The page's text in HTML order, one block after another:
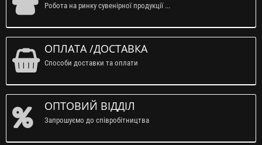
Робота на ринку сувенірної продукції ...
ОПЛАТА /ДОСТАВКА
Способи доставки та оплати
ОПТОВИЙ ВІДДІЛ
Запрошуємо до співробітництва